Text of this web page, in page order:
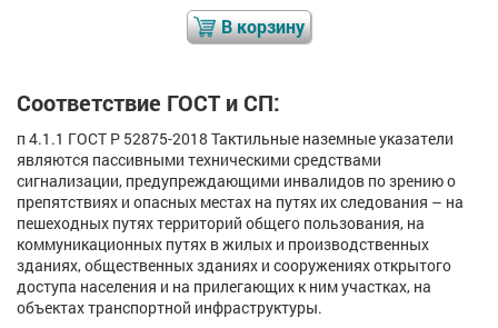
В корзину
Соответствие ГОСТ и СП:
п 4.1.1 ГОСТ Р 52875-2018 Тактильные наземные указатели
являются пассивными техническими средствами
сигнализации, предупреждающими инвалидов по зрению о
препятствиях и опасных местах на путях их следования – на
пешеходных путях территорий общего пользования, на
коммуникационных путях в жилых и производственных
зданиях, общественных зданиях и сооружениях открытого
доступа населения и на прилегающих к ним участках, на
объектах транспортной инфраструктуры.